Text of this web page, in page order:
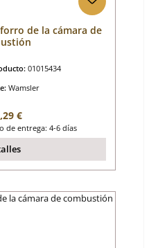
de la cámara de
01015434
Wamsler
normal:
€
de entrega: 4-6 días